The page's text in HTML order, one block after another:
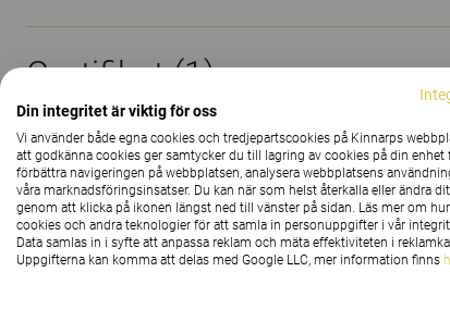
Certifikat (1)
Mångsidig
Din integritet är viktig för oss
Vi använder både egna cookies och tredjepartscookies på Kinnarps
att godkänna cookies ger samtycker du till lagring av cookies på din enhet
förbättra navigeringen på webbplatsen, analysera webbplatsens
våra marknadsföringsinsatser. Du kan när som helst återkalla eller ändra
genom att klicka på ikonen längst ned till vänster på sidan. Läs mer om
cookies och andra teknologier för att samla in personuppgifter i vår
Data samlas in i syfte att anpassa reklam och mäta effektiviteten i
Uppgifterna kan komma att delas med Google LLC, mer information finns